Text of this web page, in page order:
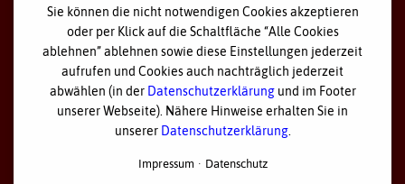
2026 Bayerisches Rotes Kreuz - Kreisverband Ostallgäu
Datenschutz
Cookie Einstellungen
Sie können die nicht notwendigen Cookies akzeptieren
oder per Klick auf die Schaltfläche “Alle Cookies
ablehnen” ablehnen sowie diese Einstellungen jederzeit
aufrufen und Cookies auch nachträglich jederzeit
abwählen (in der Datenschutzerklärungund im Footer
unserer Webseite). Nähere Hinweise erhalten Sie in
unserer Datenschutzerklärung.
Impressum Datenschutz